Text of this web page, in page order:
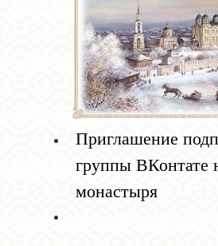
Приглашение
группы ВКонтате
монастыря